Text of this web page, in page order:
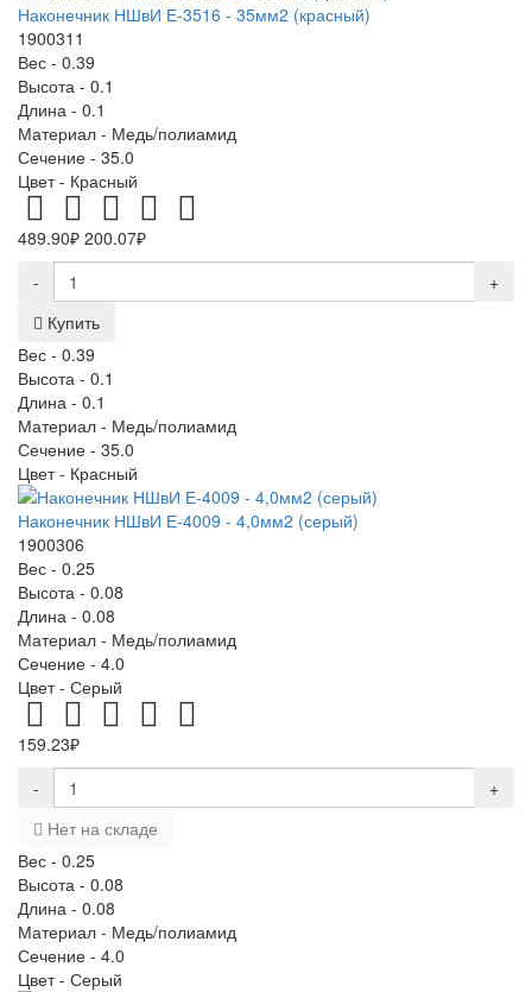
Наконечник НШвИ Е-3516 - 35мм2 (красный)
1900311
Вес - 0.39
Высота - 0.1
Длина - 0.1
Материал - Медь/полиамид
Сечение - 35.0
Цвет - Красный
489.90₽ 200.07₽
-
+
Купить
Вес - 0.39
Высота - 0.1
Длина - 0.1
Материал - Медь/полиамид
Сечение - 35.0
Цвет - Красный
Наконечник НШвИ Е-4009 - 4,0мм2 (серый)
1900306
Вес - 0.25
Высота - 0.08
Длина - 0.08
Материал - Медь/полиамид
Сечение - 4.0
Цвет - Серый
159.23₽
-
+
Нет на складе
Вес - 0.25
Высота - 0.08
Длина - 0.08
Материал - Медь/полиамид
Сечение - 4.0
Цвет - Серый